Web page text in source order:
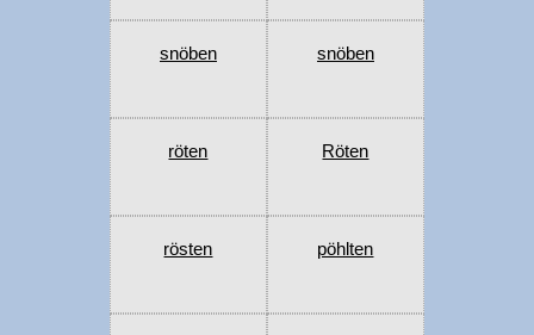
snöben snöben
röten Röten
rösten pöhlten